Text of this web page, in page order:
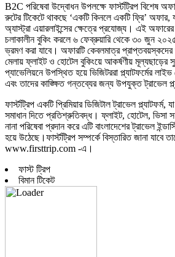
B2C পরিষেবা উদ্বোধন উপলক্ষে ফার্স্টট্রিপ বিশেষ
রুটের টিকেটে থাকছে ‘একটি কিনলে একটি ফ্রি’ অফার,
অ্যাস্ট্রা এয়ারলাইন্সের ক্ষেত্রে প্রযোজ্য। এই
চলাকালীন বুকিং করলে ৬ ফেব্রুয়ারি থেকে ৩০ জুন
ভ্রমণ করা যাবে। অফারটি কেবলমাত্র
মেলায় ফ্লাইট ও হোটেল বুকিংয়ে আকর্ষণীয় মূল্যছাড়ের
প্যাভেলিয়নে উপস্থিত হয়ে ভিজিটররা প্ল্যাটফর্মের
এবং তাদের কাঙ্ক্ষিত গন্তব্যের জন্য উপযুক্ত ট্রাভেল
ফার্স্টট্রিপ একটি প্রিমিয়ার ডিজিটাল ট্রাভেল
সমাধান দিতে প্রতিশ্রুতিবদ্ধ। ফ্লাইট, হোটেল, ভিসা
নানা পরিষেবা প্রদান করে এটি বাংলাদেশের ট্রাভেল
হয়ে উঠেছে।ফার্স্টট্রিপ সম্পর্কে বিস্তারিত জানা যাবে
www.firsttrip.com -এ।
ফাস্ট ট্রিপ
বিমান টিকেট